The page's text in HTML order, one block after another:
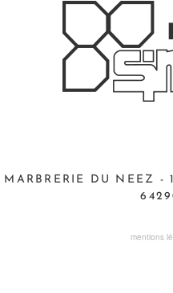
MARBRERIE DU NEEZ -
mentions